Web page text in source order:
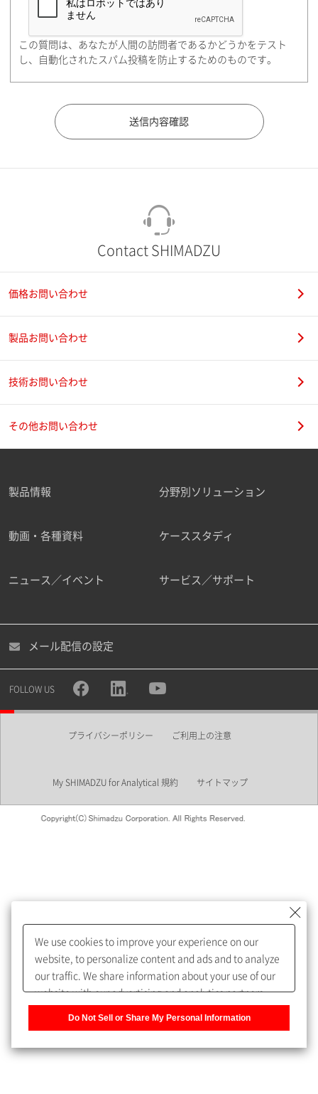
都道府県（勤務先）
ご勤務先
職種
所属部署
めします。
My SHIMADZU for Analyticalへ登録いただくと、技術情報や
取扱説明書・Webinarなどの閲覧ができます。
うになります。
この質問は、あなたが人間の訪問者であるかどうかをテスト
し、自動化されたスパム投稿を防止するためのものです。
Contact SHIMADZU
価格お問い合わせ
製品お問い合わせ
技術お問い合わせ
その他お問い合わせ
製品情報 分野別ソリューション
動画・各種資料 ケーススタディ
ニュース／イベント サービス／サポート
メール配信の設定
FOLLOW US
プライバシーポリシー ご利用上の注意
My SHIMADZU for Analytical 規約 サイトマップ
We use cookies to improve your experience on our
website, to personalize content and ads and to analyze
our traffic. We share information about your use of our
website with our advertising and analytics partners,
Do Not Sell or Share My Personal Information